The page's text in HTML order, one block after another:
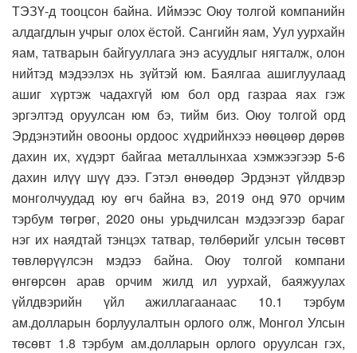
ТЭЗҮ-д тооцсон байна. Иймээс Оюу толгой компанийн
алдагдлын учрыг олох ёстой. Сангийн яам, Уул уурхайн
яам, татварын байгууллага энэ асуудлыг нягталж, олон
нийтэд мэдээлэх нь зүйтэй юм. Баялгаа ашиглуулаад
ашиг хүртэж чадахгүй юм бол орд газраа яах гэж
эргэлтэд оруулсан юм бэ, тийм биз. Оюу толгой орд
Эрдэнэтийн овооны ордоос хүдрийнхээ нөөцөөр дөрөв
дахин их, хүдэрт байгаа металлынхаа хэмжээгээр 5-6
дахин илүү шүү дээ. Гэтэл өнөөдөр Эрдэнэт үйлдвэр
монголчуудад юу өгч байна вэ, 2019 онд 970 орчим
тэрбум төгрөг, 2020 оны урьдчилсан мэдээгээр бараг
нэг их наядтай тэнцэх татвар, төлбөрийг улсын төсөвт
төвлөрүүлсэн мэдээ байна. Оюу толгой компани
өнгөрсөн арав орчим жилд ил уурхай, баяжуулах
үйлдвэрийн үйл ажиллагаанаас 10.1 тэрбум
ам.долларын борлуулалтын орлого олж, Монгол Улсын
төсөвт 1.8 тэрбум ам.долларын орлого оруулсан гэх,